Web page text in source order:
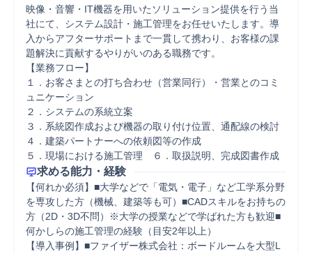
映像・音響・IT機器を用いたソリューション提供を行う当
社にて、システム設計・施工管理をお任せいたします。導
入からアフターサポートまで一貫して携わり、お客様の課
題解決に貢献するやりがいのある職務です。
【業務フロー】
１．お客さまとの打ち合わせ（営業同行）・営業とのコミ
ュニケーション
２．システムの系統立案
３．系統図作成および機器の取り付け位置、通配線の検討
４．建築パートナーへの依頼図等の作成
５．現場における施工管理　６．取扱説明、完成図書作成
求める能力・経験
【何れか必須】■大学などで「電気・電子」など工学系分野
を専攻した方（機械、建築等も可）■CADスキルをお持ちの
方（2D・3D不問）※大学の授業などで学ばれた方も歓迎■
何かしらの施工管理の経験（目安2年以上）
【導入事例】■ファイザー株式会社：ボードルームを大型L